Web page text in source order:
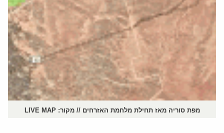
מפת סוריה מאז תחילת מלחמת האזרחים // מקור: LIVE MAP